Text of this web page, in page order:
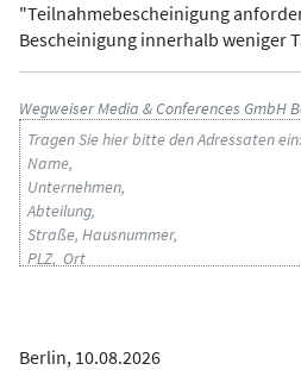
"Teilnahmebescheinigung
Bescheinigung innerhalb weniger
ADRESSAT
Wegweiser Media & Conferences GmbH
BETREFF
Berlin, 10.08.2026